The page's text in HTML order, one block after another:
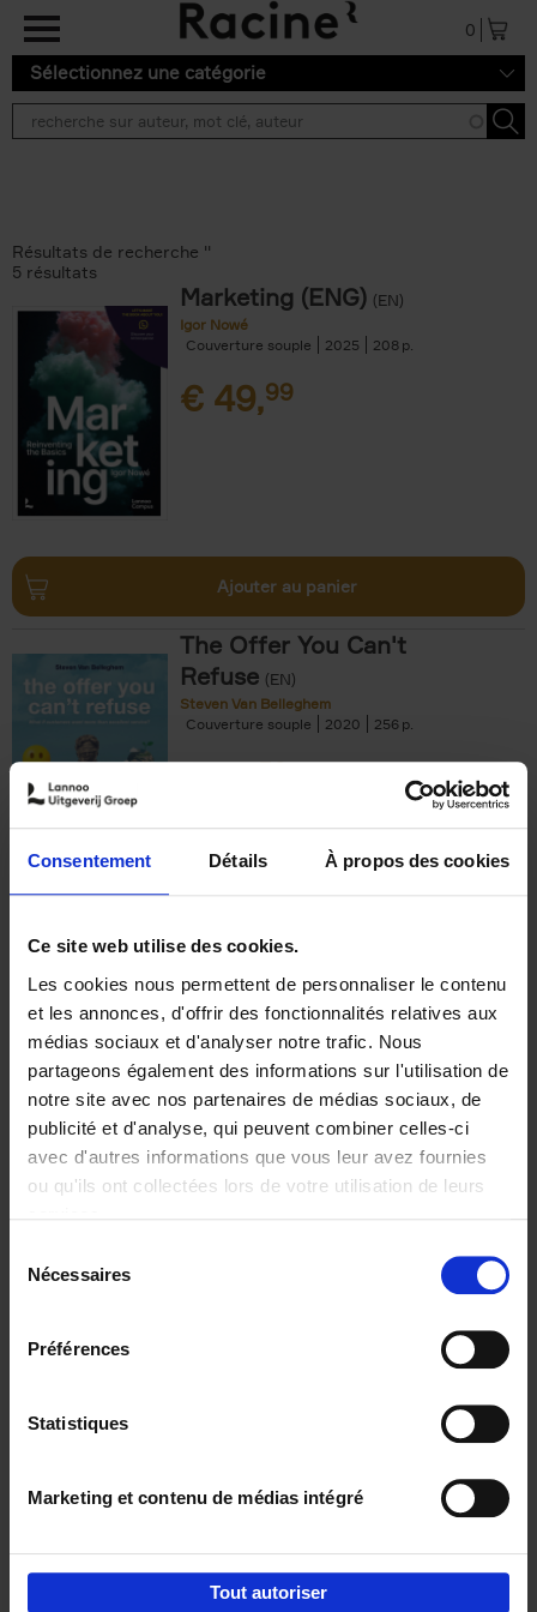
Consentement Détails À propos des cookies
Ce site web utilise des cookies.
Les cookies nous permettent de personnaliser le contenu
et les annonces, d'offrir des fonctionnalités relatives aux
médias sociaux et d'analyser notre trafic. Nous
partageons également des informations sur l'utilisation de
notre site avec nos partenaires de médias sociaux, de
publicité et d'analyse, qui peuvent combiner celles-ci
avec d'autres informations que vous leur avez fournies
ou qu'ils ont collectées lors de votre utilisation de leurs
Nécessaires
Préférences
Statistiques
Marketing et contenu de médias intégré
Tout autoriser
Aller au contenu principal
0
Sélectionnez une catégorie
Résultats de recherche ''
5 résultats
Marketing (ENG) (EN)
Igor Nowé
Couverture souple
2025 208
€ 49,99
Ajouter au panier
The Offer You Can't
Refuse (EN)
Steven Van Belleghem
Couverture souple
2020 256
€37,50
Building Bonds = Building
Business
Jochen Roef Jozefien De Feyter
Carolien Boom
Couverture souple
2025 200
€29,99
Digital marketing like a PRO -
completely revised edition (EN)